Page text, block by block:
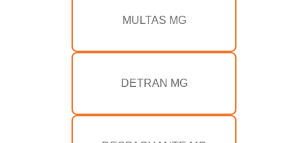
MULTAS MG
DETRAN MG